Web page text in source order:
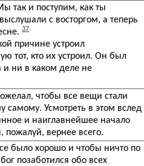
так и поступим, как ты
с восторгом, а теперь
37
причине устроил
тот, кто их устроил. Он был
и ни в каком деле не
чтобы все вещи стали
Усмотреть в этом вслед
и наиглавнейшее начало
вернее всего.
было хорошо и чтобы ничто по
позаботился обо всех